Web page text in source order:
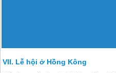
Lễ hội ở Hồng Kông